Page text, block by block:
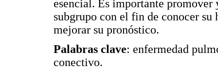
esencial. Es importante
subgrupo con el fin de conocer
mejorar su pronóstico.
Palabras clave: enfermedad
conectivo.